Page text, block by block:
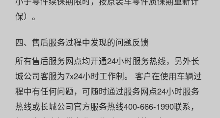
保）。
四、售后服务过程中发现的问题反馈
所有售后服务网点均开通24小时服务热线，另外长
城公司客服为7x24小时工作制。 客户在使用车辆过
程中有任何问题，可随时通过服务网点24小时服务
热线或长城公司官方服务热线400-666-1990联系，